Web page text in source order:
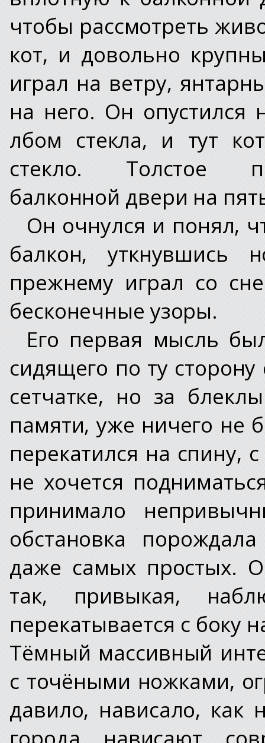
чтобы рассмотреть
кот, и довольно
играл на ветру,
на него. Он опустился
лбом стекла, и тут
стекло. Толстое
балконной двери на
Он очнулся и понял,
балкон, уткнувшись
прежнему играл со
бесконечные узоры.
Его первая мысль
сидящего по ту сторону
сетчатке, но за
памяти, уже ничего не
перекатился на спину,
не хочется
принимало
обстановка
даже самых простых.
так, привыкая,
перекатывается с боку
Тёмный массивный
с точёными ножками,
давило, нависало, как